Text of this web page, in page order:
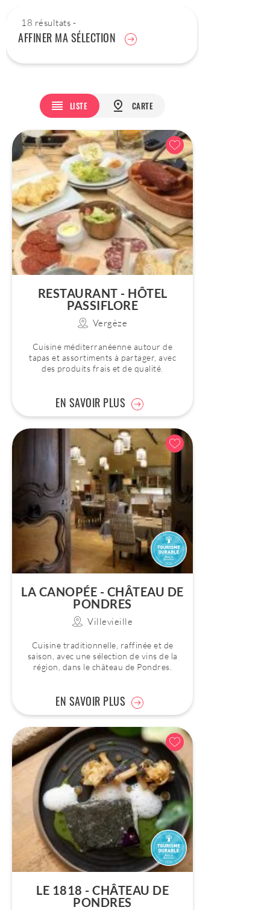
18 résultats -
AFFINER MA SÉLECTION
LISTE CARTE
RESTAURANT - HÔTEL
PASSIFLORE
Vergèze
Cuisine méditerranéenne autour de
tapas et assortiments à partager, avec
des produits frais et de qualité.
EN SAVOIR PLUS
LA CANOPÉE - CHÂTEAU DE
PONDRES
Villevieille
Cuisine traditionnelle, raffinée et de
saison, avec une sélection de vins de la
région, dans le château de Pondres.
EN SAVOIR PLUS
LE 1818 - CHÂTEAU DE
PONDRES